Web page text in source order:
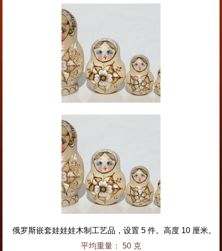
俄罗斯嵌套娃娃娃木制工艺品，设置 5 件。高度 10 厘米。
平均重量： 50 克